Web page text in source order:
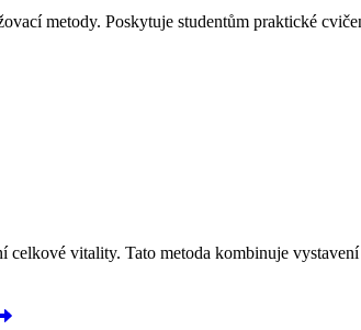
metody. Poskytuje studentům praktické
vitality. Tato metoda kombinuje